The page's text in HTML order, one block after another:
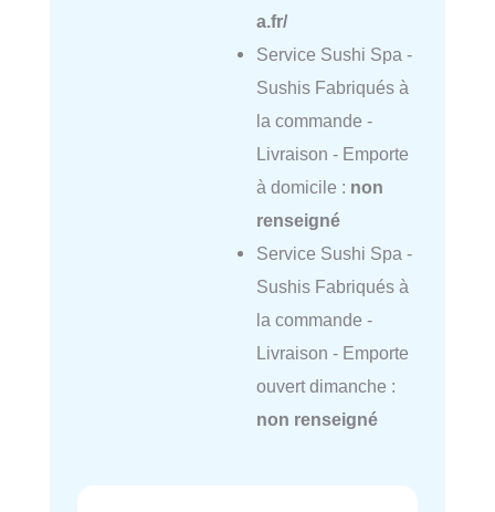
a.fr/
Service Sushi Spa -
Sushis Fabriqués à
la commande -
Livraison - Emporte
à domicile : non
renseigné
Service Sushi Spa -
Sushis Fabriqués à
la commande -
Livraison - Emporte
ouvert dimanche :
non renseigné